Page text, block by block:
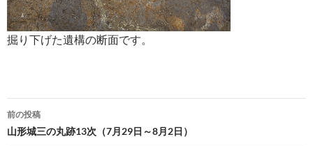
掘り下げた遺構の断面です。
投
稿
前の投稿
山形城三の丸跡13次（7月29日～8月2日）